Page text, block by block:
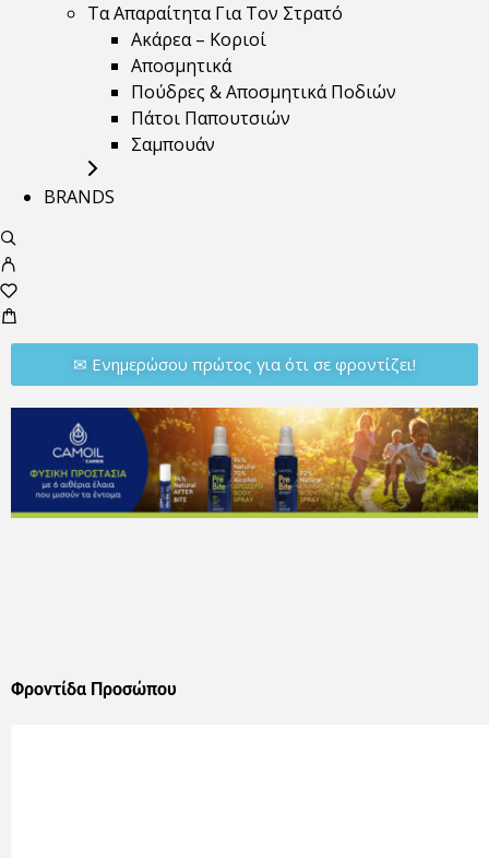
Τα Απαραίτητα Για Τον Στρατό
Ακάρεα – Κοριοί
Αποσμητικά
Πούδρες & Αποσμητικά Ποδιών
Πάτοι Παπουτσιών
Σαμπουάν
BRANDS
✉︎ Ενημερώσου πρώτος για ότι σε φροντίζει!
Φροντίδα Προσώπου